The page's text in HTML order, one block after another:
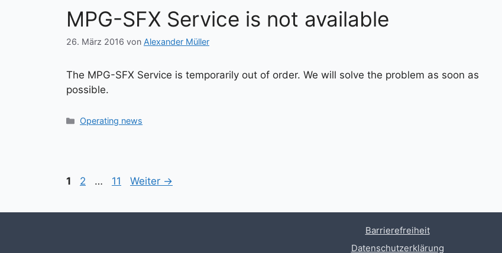
MPG-SFX Service is not available
26. März 2016 von Alexander Müller
The MPG-SFX Service is temporarily out of order. We will solve the problem as soon as
possible.
Kategorien
Operating news
Seite
1 Seite
2 … Seite
11 Weiter →
Barrierefreiheit
Datenschutzerklärung